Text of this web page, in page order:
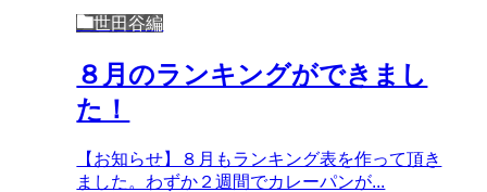
世田谷編
８月のランキングができまし
た！
【お知らせ】８月もランキング表を作って頂き
ました。わずか２週間でカレーパンが...